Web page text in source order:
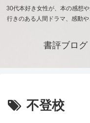
30代本好き女性が、本の感想
行きのある人間ドラマ、感動
書評ブロ
不登校